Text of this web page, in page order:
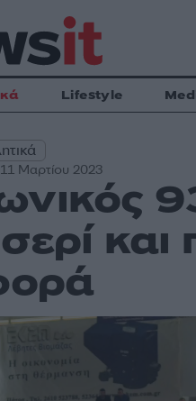
Lifestyle
Μαρτίου 2023
και